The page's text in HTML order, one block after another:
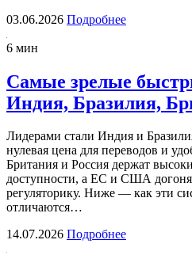
03.06.2026 Подробнее
6 мин
Самые зрелые
Индия, Бразилия,
Лидерами стали Индия и
нулевая цена для переводов и
Британия и Россия держат
доступности, а ЕС и США
регуляторику. Ниже — как эти
отличаются…
14.07.2026 Подробнее